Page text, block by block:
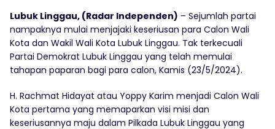
Lubuk Linggau, (Radar Independen) – Sejumlah partai
nampaknya mulai menjajaki keseriusan para Calon Wali
Kota dan Wakil Wali Kota Lubuk Linggau. Tak terkecuali
Partai Demokrat Lubuk Linggau yang telah memulai
tahapan paparan bagi para calon, Kamis (23/5/2024).
H. Rachmat Hidayat atau Yoppy Karim menjadi Calon Wali
Kota pertama yang memaparkan visi misi dan
keseriusannya maju dalam Pilkada Lubuk Linggau yang